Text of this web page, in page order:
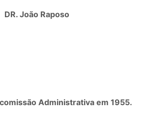
DR. João Raposo
Administrativa em 1955.